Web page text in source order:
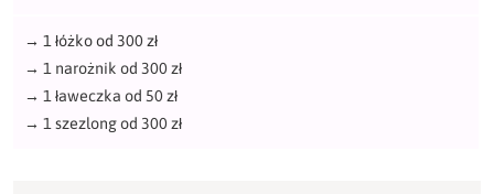
→ 1 łóżko od 300 zł
→ 1 narożnik od 300 zł
→ 1 ławeczka od 50 zł
→ 1 szezlong od 300 zł